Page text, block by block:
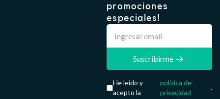
promociones
especiales!
Suscribirme
He leído y
acepto la
política de
privacidad
.